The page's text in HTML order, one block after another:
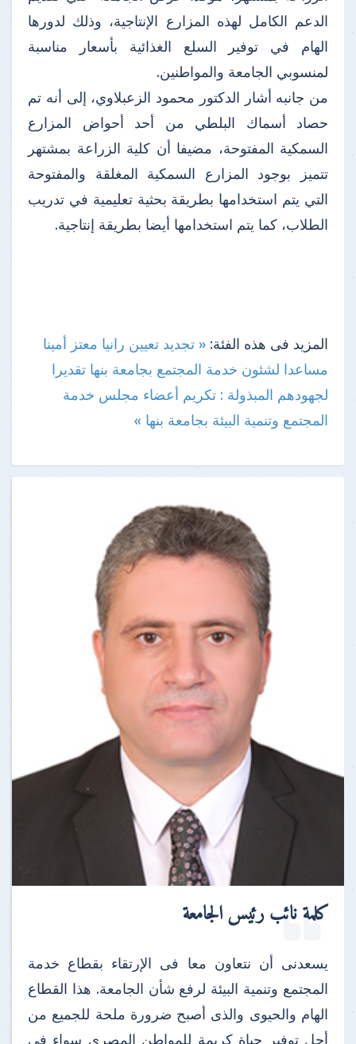
الدعم الكامل لهذه المزارع الإنتاجية، وذلك لدورها
الهام في توفير السلع الغذائية بأسعار مناسبة
لمنسوبي الجامعة والمواطنين.
من جانبه أشار الدكتور محمود الزعبلاوي، إلى أنه تم
حصاد أسماك البلطي من أحد أحواض المزارع
السمكية المفتوحة، مضيفا أن كلية الزراعة بمشتهر
تتميز بوجود المزارع السمكية المغلقة والمفتوحة
التي يتم استخدامها بطريقة بحثية تعليمية في تدريب
الطلاب، كما يتم استخدامها أيضا بطريقة إنتاجية.
المزيد فى هذه الفئة: « تجديد تعيين رانيا معتز أمينا
مساعدا لشئون خدمة المجتمع بجامعة بنها تقديرا
لجهودهم المبذولة : تكريم أعضاء مجلس خدمة
المجتمع وتنمية البيئة بجامعة بنها »
كلمة نائب رئيس الجامعة
يسعدنى أن نتعاون معا فى الإرتقاء بقطاع خدمة
المجتمع وتنمية البيئة لرفع شأن الجامعة. هذا القطاع
الهام والحيوى والذى أصبح ضرورة ملحة للجميع من
أجل توفير حياة كريمة للمواطن المصرى سواء فى